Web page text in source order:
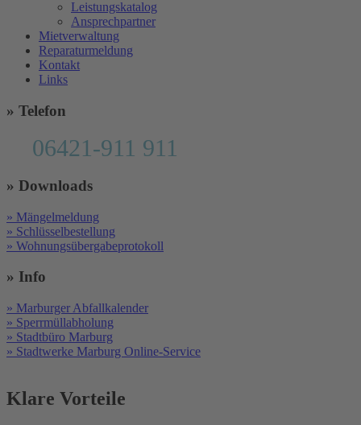
Leistungskatalog
Ansprechpartner
Mietverwaltung
Reparaturmeldung
Kontakt
Links
» Telefon
06421-911 911
» Downloads
» Mängelmeldung
» Schlüsselbestellung
» Wohnungsübergabeprotokoll
» Info
» Marburger Abfallkalender
» Sperrmüllabholung
» Stadtbüro Marburg
» Stadtwerke Marburg Online-Service
Klare Vorteile